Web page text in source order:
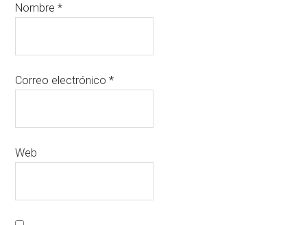
Nombre*
Correo electrónico*
Web